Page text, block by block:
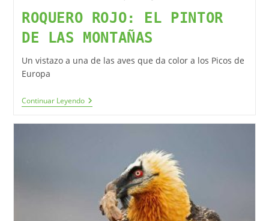
ROQUERO ROJO: EL PINTOR
DE LAS MONTAÑAS
Un vistazo a una de las aves que da color a los Picos de
Europa
Continuar Leyendo